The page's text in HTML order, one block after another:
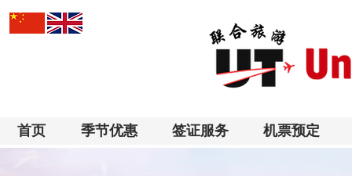
首页 季节优惠 签证服务 机票预定